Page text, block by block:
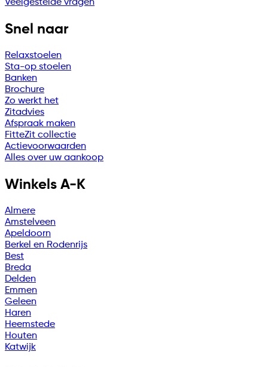
Veelgestelde vragen
Snel naar
Relaxstoelen
Sta-op stoelen
Banken
Brochure
Zo werkt het
Zitadvies
Afspraak maken
FitteZit collectie
Actievoorwaarden
Alles over uw aankoop
Winkels A-K
Almere
Amstelveen
Apeldoorn
Berkel en Rodenrijs
Best
Breda
Delden
Emmen
Geleen
Haren
Heemstede
Houten
Katwijk